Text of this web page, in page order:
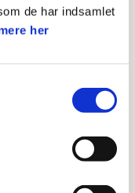
de har indsamlet
her